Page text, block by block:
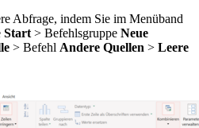
Abfrage, indem Sie im Menüband
Start> Befehlsgruppe Neue
> Befehl Andere Quellen > Leere